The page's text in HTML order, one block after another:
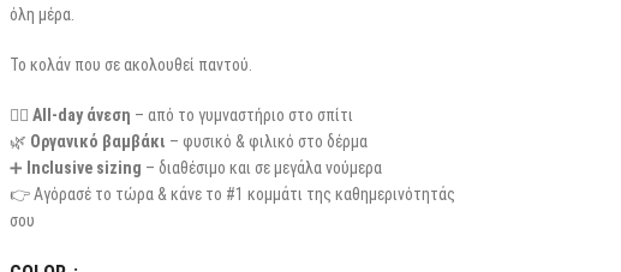
όλη μέρα.
Το κολάν που σε ακολουθεί παντού.
🧘‍♀️ All-day άνεση – από το γυμναστήριο στο σπίτι
🌿 Οργανικό βαμβάκι – φυσικό & φιλικό στο δέρμα
➕ Inclusive sizing – διαθέσιμο και σε μεγάλα νούμερα
👉 Αγόρασέ το τώρα & κάνε το #1 κομμάτι της καθημερινότητάς
σου